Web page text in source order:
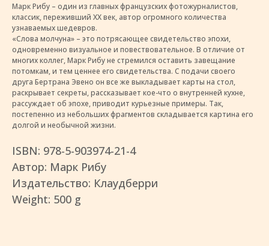
Марк Рибу – один из главных французских фотожурналистов,
классик, переживший ХХ век, автор огромного количества
узнаваемых шедевров.
«Слова молчуна» – это потрясающее свидетельство эпохи,
одновременно визуальное и повествовательное. В отличие от
многих коллег, Марк Рибу не стремился оставить завещание
потомкам, и тем ценнее его свидетельства. С подачи своего
друга Бертрана Эвено он все же выкладывает карты на стол,
раскрывает секреты, рассказывает кое-что о внутренней кухне,
рассуждает об эпохе, приводит курьезные примеры. Так,
постепенно из небольших фрагментов складывается картина его
долгой и необычной жизни.
ISBN: 978-5-903974-21-4
Автор: Марк Рибу
Издательство: Клаудберри
Weight: 500 g